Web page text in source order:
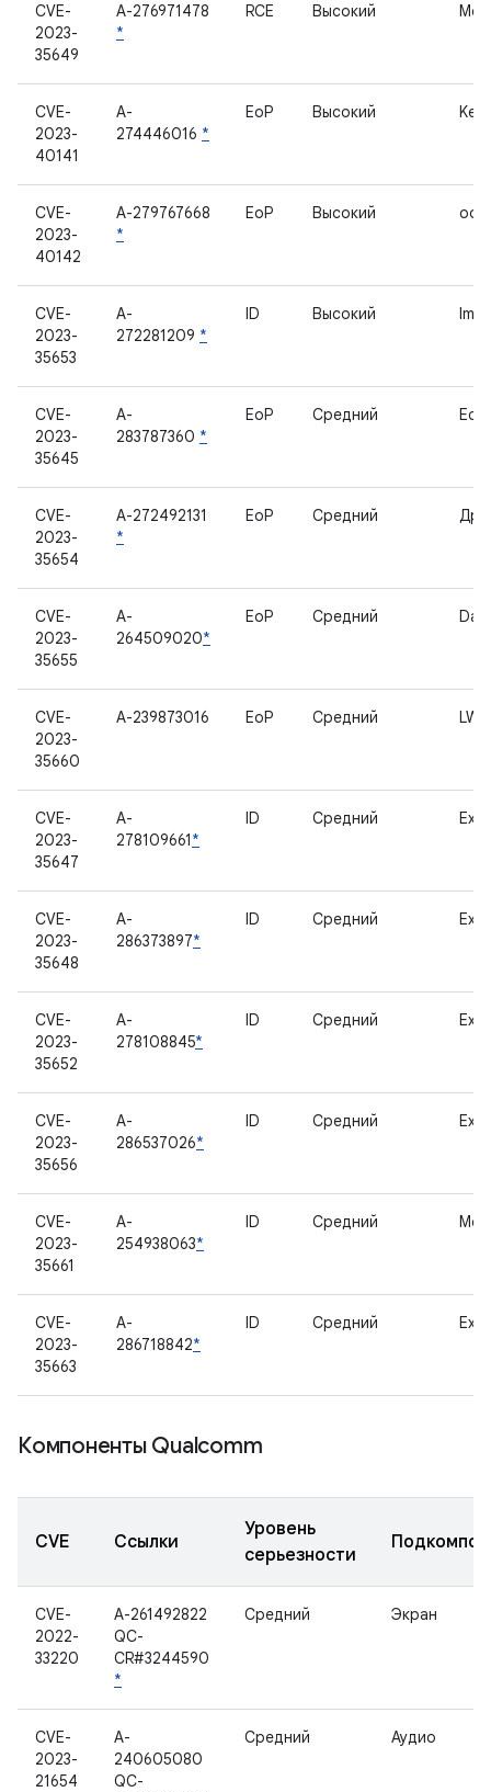
CVE-
2023-
35649
A-276971478
*
RCE Высокий
CVE-
2023-
40141
A-
274446016 *
EoP Высокий
CVE-
2023-
40142
A-279767668
*
EoP Высокий
CVE-
2023-
35653
A-
272281209 *
ID Высокий
CVE-
2023-
35645
A-
283787360 *
EoP Средний
CVE-
2023-
35654
A-272492131
*
EoP Средний
CVE-
2023-
35655
A-
264509020*
EoP Средний
CVE-
2023-
35660
A-239873016 EoP Средний
CVE-
2023-
35647
A-
278109661*
ID Средний
CVE-
2023-
35648
A-
286373897*
ID Средний
CVE-
2023-
35652
A-
278108845*
ID Средний
CVE-
2023-
35656
A-
286537026*
ID Средний
CVE-
2023-
35661
A-
254938063*
ID Средний
CVE-
2023-
35663
A-
286718842*
ID Средний
Компоненты Qualcomm
CVE Ссылки
Уровень
серьезности
CVE-
2022-
33220
A-261492822
QC-
CR#3244590
*
Средний Экран
CVE-
2023-
21654
A-
240605080
QC-
Средний Аудио